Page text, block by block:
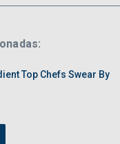
Top Chefs Swear By